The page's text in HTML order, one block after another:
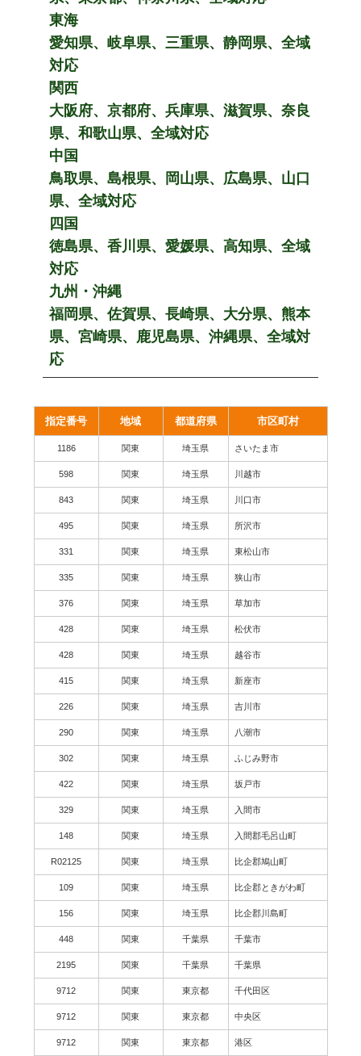
東海
愛知県、岐阜県、三重県、静岡県、全域
対応
関西
大阪府、京都府、兵庫県、滋賀県、奈良
県、和歌山県、全域対応
中国
鳥取県、島根県、岡山県、広島県、山口
県、全域対応
四国
徳島県、香川県、愛媛県、高知県、全域
対応
九州・沖縄
福岡県、佐賀県、長崎県、大分県、熊本
県、宮崎県、鹿児島県、沖縄県、全域対
応
指定番号 地域 都道府県 市区町村
1186 関東 埼玉県 さいたま市
598 関東 埼玉県 川越市
843 関東 埼玉県 川口市
495 関東 埼玉県 所沢市
331 関東 埼玉県 東松山市
335 関東 埼玉県 狭山市
376 関東 埼玉県 草加市
428 関東 埼玉県 松伏市
428 関東 埼玉県 越谷市
415 関東 埼玉県 新座市
226 関東 埼玉県 吉川市
290 関東 埼玉県 八潮市
302 関東 埼玉県 ふじみ野市
422 関東 埼玉県 坂戸市
329 関東 埼玉県 入間市
148 関東 埼玉県 入間郡毛呂山町
R02125 関東 埼玉県 比企郡鳩山町
109 関東 埼玉県 比企郡ときがわ町
156 関東 埼玉県 比企郡川島町
448 関東 千葉県 千葉市
2195 関東 千葉県 千葉県
9712 関東 東京都 千代田区
9712 関東 東京都 中央区
9712 関東 東京都 港区